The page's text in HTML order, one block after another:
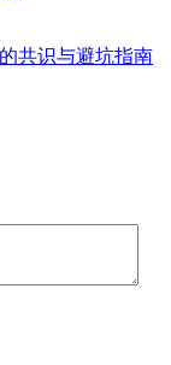
共识与避坑指南